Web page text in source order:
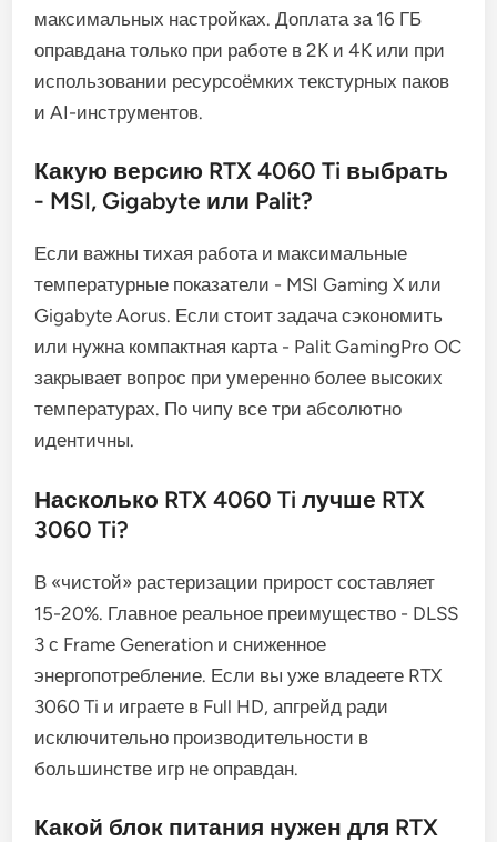
максимальных настройках. Доплата за 16 ГБ
оправдана только при работе в 2K и 4K или при
использовании ресурсоёмких текстурных паков
и AI-инструментов.
Какую версию RTX 4060 Ti выбрать
- MSI, Gigabyte или Palit?
Если важны тихая работа и максимальные
температурные показатели - MSI Gaming X или
Gigabyte Aorus. Если стоит задача сэкономить
или нужна компактная карта - Palit GamingPro OC
закрывает вопрос при умеренно более высоких
температурах. По чипу все три абсолютно
идентичны.
Насколько RTX 4060 Ti лучше RTX
3060 Ti?
В «чистой» растеризации прирост составляет
15-20%. Главное реальное преимущество - DLSS
3 с Frame Generation и сниженное
энергопотребление. Если вы уже владеете RTX
3060 Ti и играете в Full HD, апгрейд ради
исключительно производительности в
большинстве игр не оправдан.
Какой блок питания нужен для RTX